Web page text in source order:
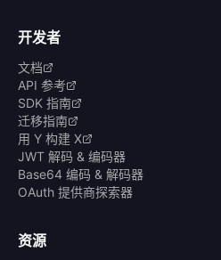
开发者
文档
API 参考
SDK 指南
迁移指南
用 Y 构建 X
JWT 解码 & 编码器
Base64 编码 & 解码器
OAuth 提供商探索器
资源